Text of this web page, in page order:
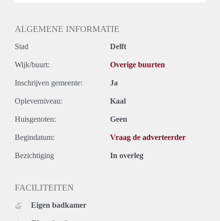
ALGEMENE INFORMATIE
Stad Delft
Wijk/buurt: Overige buurten
Inschrijven gemeente: Ja
Opleverniveau: Kaal
Huisgenoten: Geen
Begindatum: Vraag de adverteerder
Bezichtiging In overleg
FACILITEITEN
Eigen badkamer